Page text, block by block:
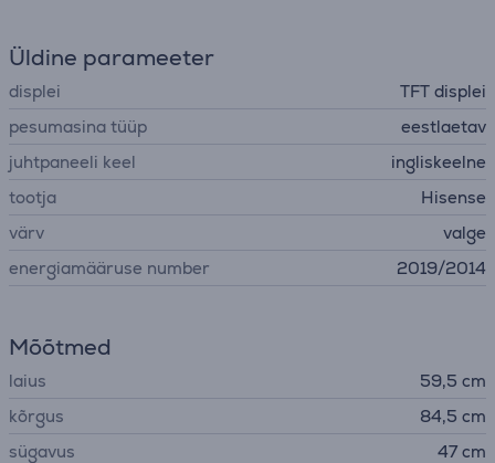
Üldine parameeter
displei
TFT displei
pesumasina tüüp
eestlaetav
juhtpaneeli keel
ingliskeelne
tootja
Hisense
värv
valge
energiamääruse number
2019/2014
Mõõtmed
laius
59,5 cm
kõrgus
84,5 cm
sügavus
47 cm